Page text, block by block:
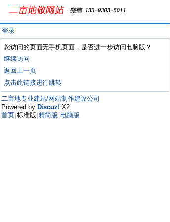
登录
您访问的页面无手机页面，是否进一步访问电脑版？
继续访问
返回上一页
点击此链接进行跳转
二亩地专业建站/网站制作建设公司
Powered by Discuz! X2
首页 标准版 精简版 电脑版